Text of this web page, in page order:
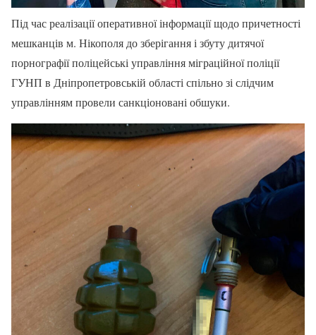
Під час реалізації оперативної інформації щодо причетності
мешканців м. Нікополя до зберігання і збуту дитячої
порнографії поліцейські управління міграційної поліції
ГУНП в Дніпропетровській області спільно зі слідчим
управлінням провели санкціоновані обшуки.